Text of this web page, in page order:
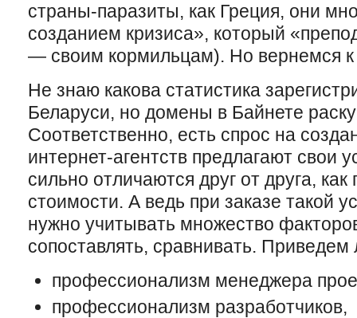
страны-паразиты, как Греция, они
созданием кризиса», который
— своим кормильцам). Но вернемся
Не знаю какова статистика
Беларуси, но домены в Байнете
Соответственно, есть спрос на
интернет-агентств предлагают свои
сильно отличаются друг от друга,
стоимости. А ведь при заказе такой
нужно учитывать множество
сопоставлять, сравнивать.
профессионализм менеджера
профессионализм разработчиков,